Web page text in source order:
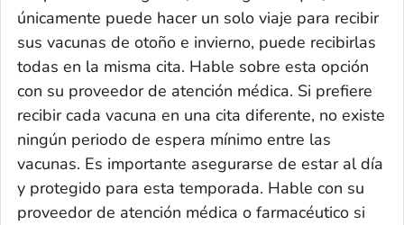
únicamente puede hacer un solo viaje para recibir
sus vacunas de otoño e invierno, puede recibirlas
todas en la misma cita. Hable sobre esta opción
con su proveedor de atención médica. Si prefiere
recibir cada vacuna en una cita diferente, no existe
ningún periodo de espera mínimo entre las
vacunas. Es importante asegurarse de estar al día
y protegido para esta temporada. Hable con su
proveedor de atención médica o farmacéutico si